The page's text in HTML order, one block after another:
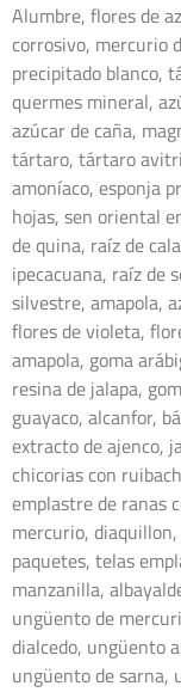
Alumbre, flores de
corrosivo, mercurio
precipitado blanco,
quermes mineral,
azúcar de caña,
tártaro, tártaro
amoníaco, esponja
hojas, sen oriental
de quina, raíz de
ipecacuana, raíz de
silvestre, amapola,
flores de violeta,
amapola, goma
resina de jalapa,
guayaco, alcanfor,
extracto de ajenco,
chicorias con
emplastre de ranas
mercurio,
paquetes, telas
manzanilla,
ungüento de
dialcedo, ungüento
ungüento de sarna,